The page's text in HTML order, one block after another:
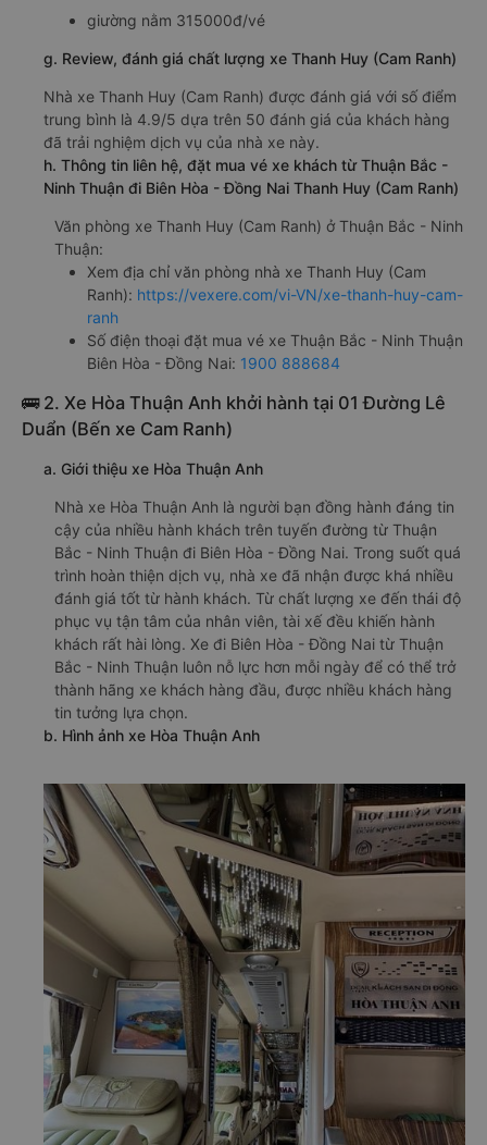
giường nằm 315000đ/vé
g. Review, đánh giá chất lượng xe Thanh Huy (Cam Ranh)
Nhà xe Thanh Huy (Cam Ranh) được đánh giá với số điểm
trung bình là 4.9/5 dựa trên 50 đánh giá của khách hàng
đã trải nghiệm dịch vụ của nhà xe này.
h. Thông tin liên hệ, đặt mua vé xe khách từ Thuận Bắc -
Ninh Thuận đi Biên Hòa - Đồng Nai Thanh Huy (Cam Ranh)
Văn phòng xe Thanh Huy (Cam Ranh) ở Thuận Bắc - Ninh
Thuận:
Xem địa chỉ văn phòng nhà xe Thanh Huy (Cam
Ranh): https://vexere.com/vi-VN/xe-thanh-huy-cam-
ranh
Số điện thoại đặt mua vé xe Thuận Bắc - Ninh Thuận
Biên Hòa - Đồng Nai: 1900 888684
🚌 2. Xe Hòa Thuận Anh khởi hành tại 01 Đường Lê
Duẩn (Bến xe Cam Ranh)
a. Giới thiệu xe Hòa Thuận Anh
Nhà xe Hòa Thuận Anh là người bạn đồng hành đáng tin
cậy của nhiều hành khách trên tuyến đường từ Thuận
Bắc - Ninh Thuận đi Biên Hòa - Đồng Nai. Trong suốt quá
trình hoàn thiện dịch vụ, nhà xe đã nhận được khá nhiều
đánh giá tốt từ hành khách. Từ chất lượng xe đến thái độ
phục vụ tận tâm của nhân viên, tài xế đều khiến hành
khách rất hài lòng. Xe đi Biên Hòa - Đồng Nai từ Thuận
Bắc - Ninh Thuận luôn nỗ lực hơn mỗi ngày để có thể trở
thành hãng xe khách hàng đầu, được nhiều khách hàng
tin tưởng lựa chọn.
b. Hình ảnh xe Hòa Thuận Anh